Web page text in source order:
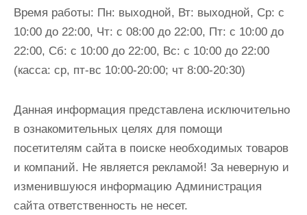
Время работы: Пн: выходной, Вт: выходной, Ср: с
10:00 до 22:00, Чт: с 08:00 до 22:00, Пт: с 10:00 до
22:00, Сб: с 10:00 до 22:00, Вс: с 10:00 до 22:00
(касса: ср, пт-вс 10:00-20:00; чт 8:00-20:30)
Данная информация представлена исключительно
в ознакомительных целях для помощи
посетителям сайта в поиске необходимых товаров
и компаний. Не является рекламой! За неверную и
изменившуюся информацию Администрация
сайта ответственность не несет.